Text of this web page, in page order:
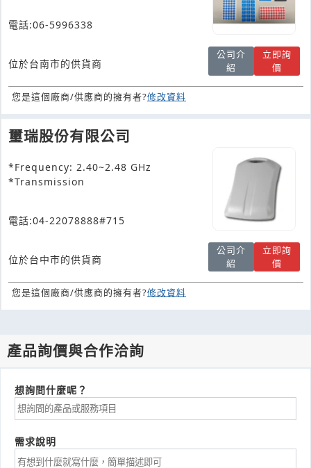
電話:06-5996338
位於台南市的供貨商
公司介
紹
立即詢
價
您是這個廠商/供應商的擁有者?修改資料
璽瑞股份有限公司
*Frequency: 2.40~2.48 GHz
*Transmission
電話:04-22078888#715
位於台中市的供貨商
公司介
紹
立即詢
價
您是這個廠商/供應商的擁有者?修改資料
產品詢價與合作洽詢
想詢問什麼呢？
需求說明